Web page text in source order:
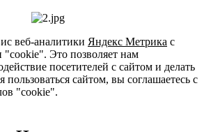
веб-аналитики Яндекс Метрика с
Это позволяет нам
посетителей с сайтом и делать
сайтом, вы соглашаетесь с
"cookie".